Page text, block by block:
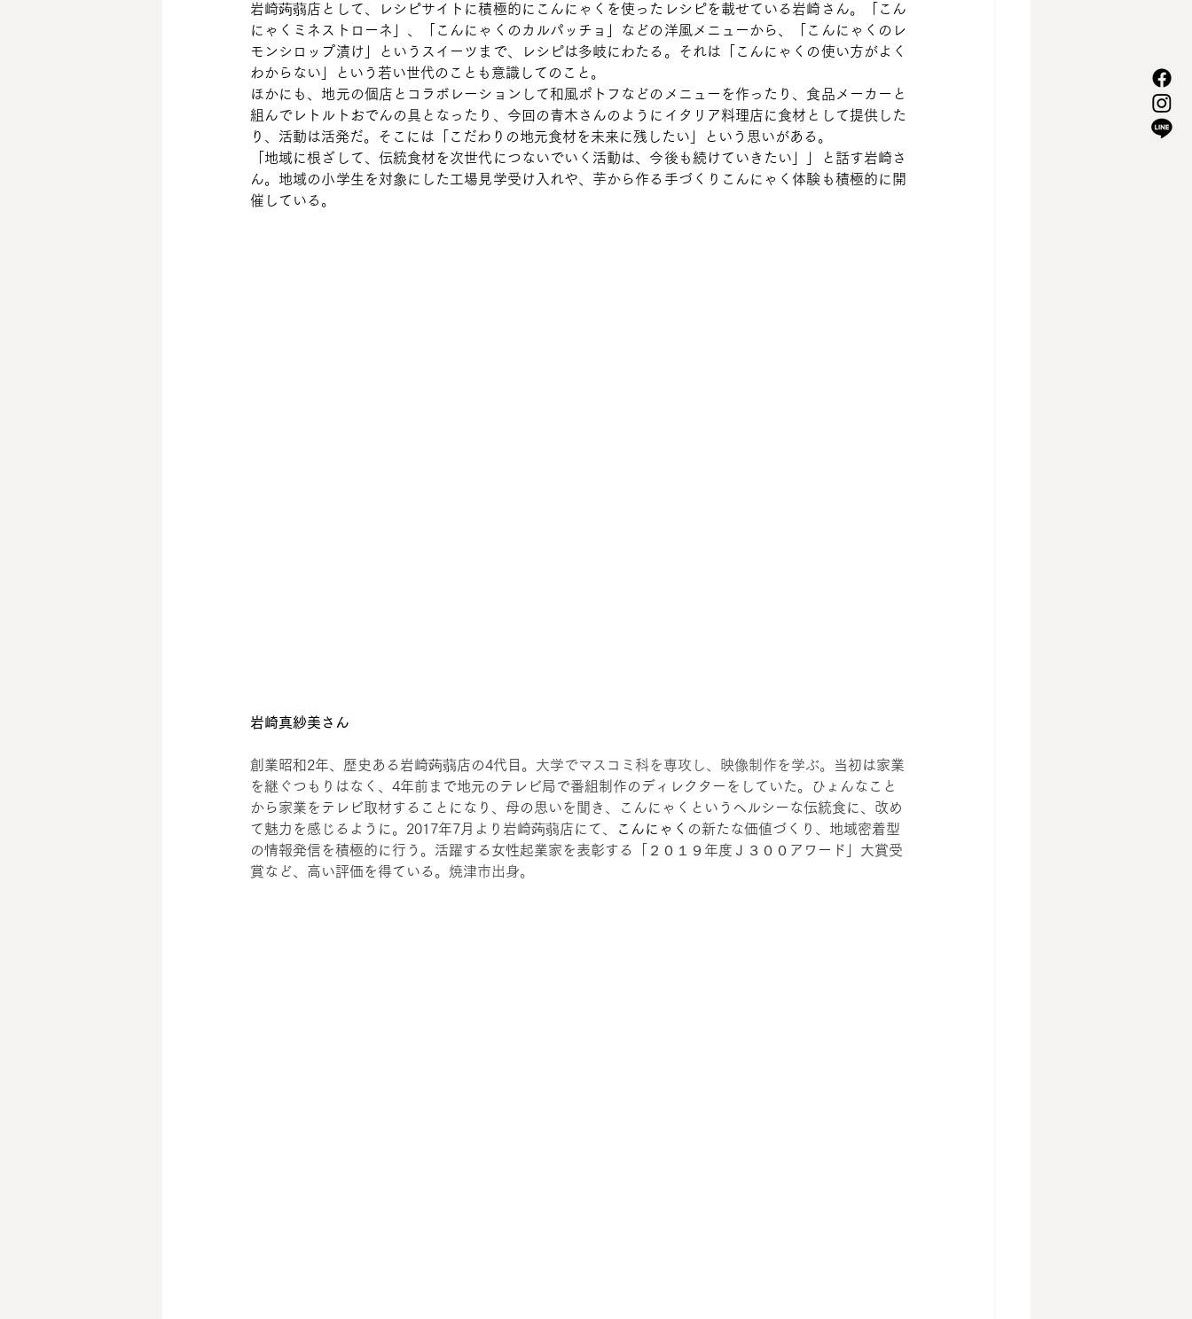
岩崎蒟蒻店として、レシピサイトに積極的にこんにゃくを使ったレシピを載せている岩崎さん。「こん
にゃくミネストローネ」、「こんにゃくのカルパッチョ」などの洋風メニューから、「こんにゃくのレ
モンシロップ漬け」というスイーツまで、レシピは多岐にわたる。それは「こんにゃくの使い方がよく
わからない」という若い世代のことも意識してのこと。
ほかにも、地元の個店とコラボレーションして和風ポトフなどのメニューを作ったり、食品メーカーと
組んでレトルトおでんの具となったり、今回の青木さんのようにイタリア料理店に食材として提供した
り、活動は活発だ。そこには「こだわりの地元食材を未来に残したい」という思いがある。
「地域に根ざして、伝統食材を次世代につないでいく活動は、今後も続けていきたい」」と話す岩崎さ
ん。地域の小学生を対象にした工場見学受け入れや、芋から作る手づくりこんにゃく体験も積極的に開
催している。
岩崎真紗美さん
創業昭和2年、歴史ある岩崎蒟蒻店の4代目。 大学でマスコミ科を専攻し、映像制作を学ぶ。
当初は家業
を継ぐつもりはなく、4年前まで地元のテレビ局で番組制作のディレクターをしていた。ひょんなこと
から家業をテレビ取材することになり、母の思いを聞き、こんにゃくというヘルシーな伝統食に、改め
て魅力を感じるように。2017年7月より岩崎蒟蒻店にて、
こんにゃく の新たな価値づくり、地域密着型
の情報発信を積極的に行う。活躍する女性起業家を表彰する「２０１９年度Ｊ３００アワード」大賞受
賞など、高い評価を得ている。 焼津市出身。